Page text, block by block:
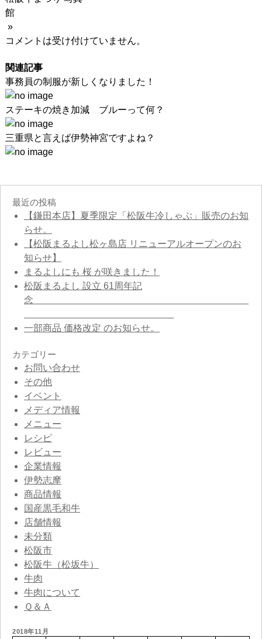
»
コメントは受け付けていません。
関連記事
事務員の制服が新しくなりました！
ステーキの焼き加減 ブルーって何？
三重県と言えば伊勢神宮ですよね？
最近の投稿
【鎌田本店】夏季限定「松阪牛冷しゃぶ」販売のお知
らせ。
【松阪まるよし松ヶ島店 リニューアルオープンのお
知らせ】
まるよしにも 桜 が咲きました！
松阪まるよし 設立 61周年記
念
一部商品 価格改定 のお知らせ。
カテゴリー
お問い合わせ
その他
イベント
メディア情報
メニュー
レシピ
レビュー
企業情報
伊勢志摩
商品情報
国産黒毛和牛
店舗情報
未分類
松阪市
松阪牛（松坂牛）
牛肉
牛肉について
Ｑ＆Ａ
2018年11月